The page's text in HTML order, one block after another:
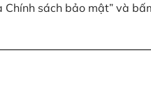
sách bảo mật” và